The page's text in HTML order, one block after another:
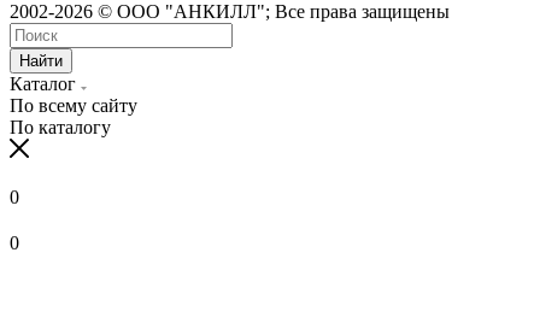
2002-2026 © ООО "АНКИЛЛ"; Все права защищены
Найти
Каталог
По всему сайту
По каталогу
0
0